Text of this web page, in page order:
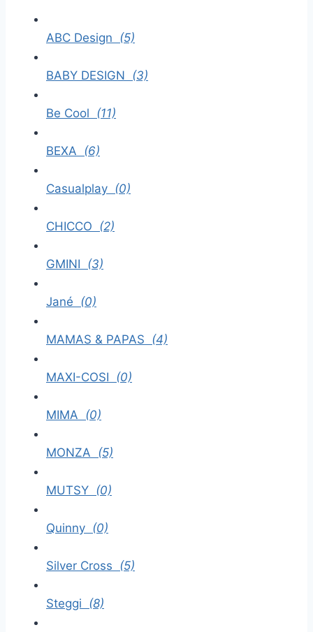
ABC Design (5)
BABY DESIGN (3)
Be Cool (11)
BEXA (6)
Casualplay (0)
CHICCO (2)
GMINI (3)
Jané (0)
MAMAS & PAPAS (4)
MAXI-COSI (0)
MIMA (0)
MONZA (5)
MUTSY (0)
Quinny (0)
Silver Cross (5)
Steggi (8)